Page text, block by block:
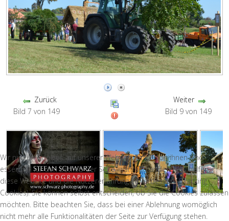
Zurück
Bild 7 von 149
Weiter
Bild 9 von 149
Wir nutzen Cookies auf unserer Website. Einige von ihnen sind
essenziell für den Betrieb der Seite, während andere uns helfen,
diese Website und die Nutzererfahrung zu verbessern (Tracking
Cookies). Sie können selbst entscheiden, ob Sie die Cookies zulassen
möchten. Bitte beachten Sie, dass bei einer Ablehnung womöglich
nicht mehr alle Funktionalitäten der Seite zur Verfügung stehen.